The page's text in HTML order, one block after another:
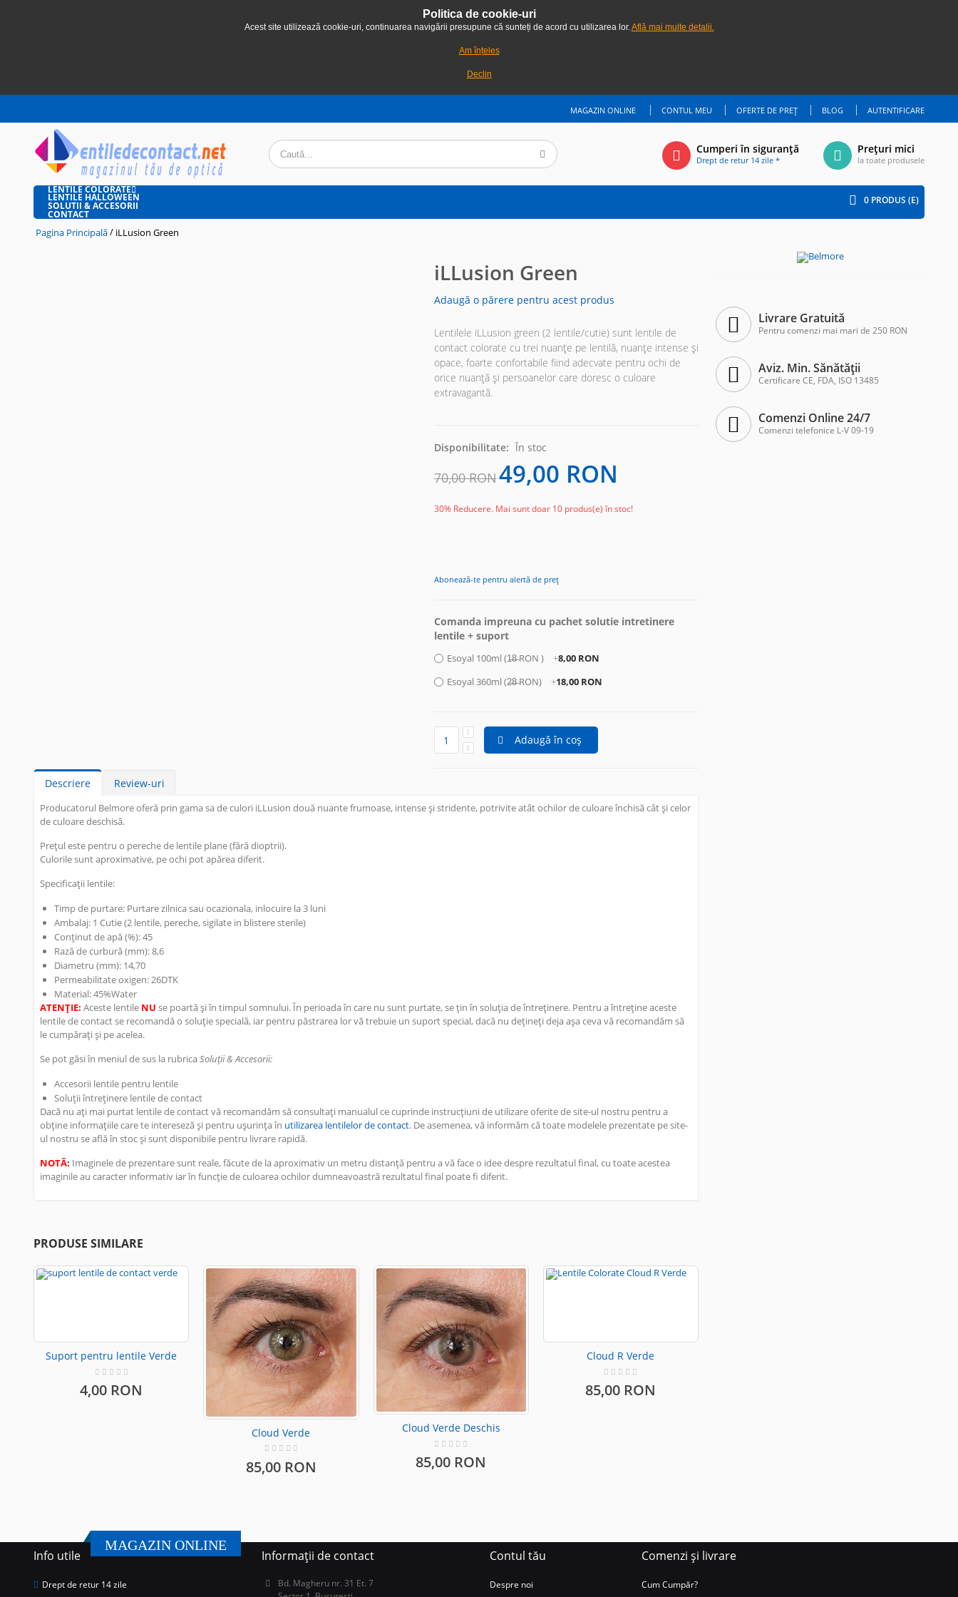
Politica de cookie-uri
Acest site utilizează cookie-uri, continuarea navigării presupune că sunteți de acord cu utilizarea lor.Află mai multe detalii.
Am înțeles
Declin
CONTUL MEU OFERTE DE PREȚ BLOG AUTENTIFICARE
MAGAZIN ONLINE
Cumperi în siguranță
Drept de retur 14 zile *
Prețuri mici
la toate produsele
0 PRODUS (E)
LENTILE COLORATE
LENTILE HALLOWEEN
SOLUTII & ACCESORII
CONTACT
Pagina Principală/ iLLusion Green
iLLusion Green
Adaugă o părere pentru acest produs
Lentilele iLLusion green (2 lentile/cutie) sunt lentile de
contact colorate cu trei nuanțe pe lentilă, nuanțe intense și
opace, foarte confortabile fiind adecvate pentru ochi de
orice nuanță și persoanelor care doresc o culoare
extravagantă.
Disponibilitate: În stoc
70,00 RON49,00 RON
30% Reducere. Mai sunt doar 10 produs(e) în stoc!
Abonează-te pentru alertă de preț
Comanda impreuna cu pachet solutie intretinere
lentile + suport
Esoyal 100ml (1̶8̶ RON ) +8,00 RON
Esoyal 360ml (2̶8̶ RON)
+18,00 RON
Adaugă în coș
Descriere Review-uri
Producatorul Belmore oferă prin gama sa de culori iLLusion două nuante frumoase, intense și stridente, potrivite atât ochilor de culoare închisă cât și celor
de culoare deschisă.
Prețul este pentru o pereche de lentile plane (fără dioptrii).
Culorile sunt aproximative, pe ochi pot apărea diferit.
Specificații lentile:
Timp de purtare: Purtare zilnica sau ocazionala, inlocuire la 3 luni
Ambalaj: 1 Cutie (2 lentile, pereche, sigilate in blistere sterile)
Conținut de apă (%):45
Rază de curbură (mm):8,6
Diametru (mm): 14,70
Permeabilitate oxigen: 26DTK
Material:45%Water
ATENȚIE: Aceste lentile NU se poartă și în timpul somnului. În perioada în care nu sunt purtate, se țin în soluția de întreținere. Pentru a întreține aceste
lentile de contact se recomandă o soluție specială, iar pentru păstrarea lor vă trebuie un suport special, dacă nu dețineți deja așa ceva vă recomandăm să
le cumpărați și pe acelea.
Se pot găsi în meniul de sus la rubricaSoluții & Accesorii:
Accesorii lentile pentru lentile
Soluții întreținere lentile de contact
Dacă nu ați mai purtat lentile de contact vă recomandăm să consultați manualul ce cuprinde instrucțiuni de utilizare oferite de site-ul nostru pentru a
obține informațiile care te intereseză și pentru ușurința în utilizarea lentilelor de contact. De asemenea, vă informăm că toate modelele prezentate pe site-
ul nostru se află în stoc și sunt disponibile pentru livrare rapidă.
NOTĂ: Imaginele de prezentare sunt reale, făcute de la aproximativ un metru distanță pentru a vă face o idee despre rezultatul final, cu toate acestea
imaginile au caracter informativ iar în funcție de culoarea ochilor dumneavoastră rezultatul final poate fi diferit.
PRODUSE SIMILARE
Suport pentru lentile Verde
4,00 RON
Cloud Verde
85,00 RON
Cloud Verde Deschis
85,00 RON
Cloud R Verde
85,00 RON
Livrare Gratuită
Pentru comenzi mai mari de 250 RON
Aviz. Min. Sănătății
Certificare CE, FDA, ISO 13485
Comenzi Online 24/7
Comenzi telefonice L-V 09-19
MAGAZIN ONLINE
Info utile
Drept de retur 14 zile
Informații de contact
Bd. Magheru nr. 31 Et. 7
Contul tău
Despre noi
Comenzi și livrare
Cum Cumpăr?